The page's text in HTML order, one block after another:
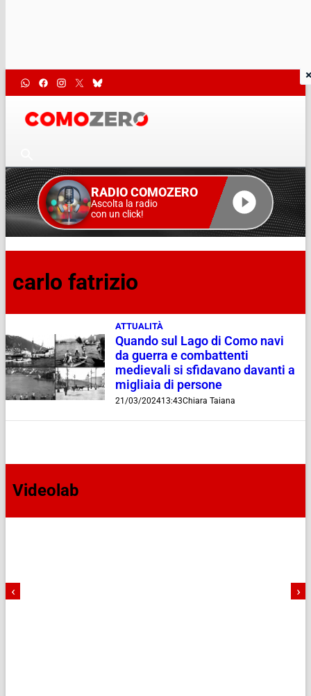
RADIO COMOZERO
Ascolta la radio
con un click!
carlo fatrizio
ATTUALITÀ
Quando sul Lago di Como navi
da guerra e combattenti
medievali si sfidavano davanti a
migliaia di persone
21/03/202413:43Chiara Taiana
Videolab
‹ ›